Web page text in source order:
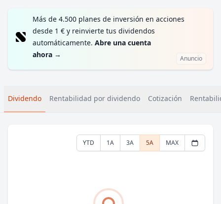
Más de 4.500 planes de inversión en acciones
desde 1 € y reinvierte tus dividendos
automáticamente. Abre una cuenta
ahora → Anuncio
Dividendo Rentabilidad por dividendo Cotización
YTD 1A 3A 5A MAX